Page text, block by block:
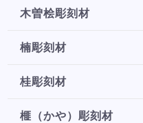
木曽桧彫刻材
楠彫刻材
桂彫刻材
榧（かや）彫刻材